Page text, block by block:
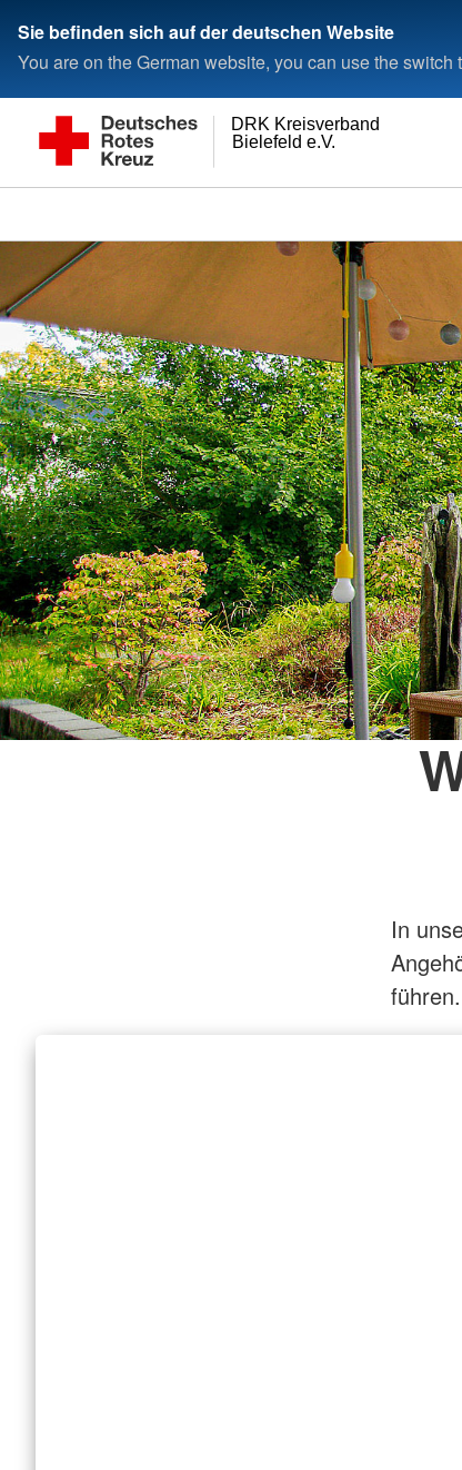
Sie befinden sich auf der deutschen Website
You are on the German website, you can use the
Bielefeld e.V.
DRK Kreisverband
In
führen.